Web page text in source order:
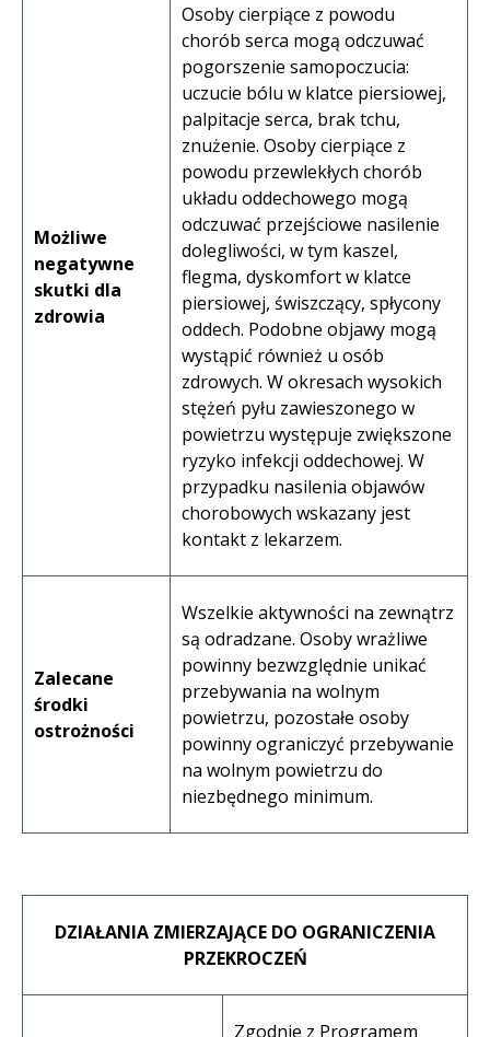
Możliwe
negatywne
skutki dla
zdrowia
Osoby cierpiące z powodu
chorób serca mogą odczuwać
pogorszenie samopoczucia:
uczucie bólu w klatce piersiowej,
palpitacje serca, brak tchu,
znużenie. Osoby cierpiące z
powodu przewlekłych chorób
układu oddechowego mogą
odczuwać przejściowe nasilenie
dolegliwości, w tym kaszel,
flegma, dyskomfort w klatce
piersiowej, świszczący, spłycony
oddech. Podobne objawy mogą
wystąpić również u osób
zdrowych. W okresach wysokich
stężeń pyłu zawieszonego w
powietrzu występuje zwiększone
ryzyko infekcji oddechowej. W
przypadku nasilenia objawów
chorobowych wskazany jest
kontakt z lekarzem.
Zalecane
środki
ostrożności
Wszelkie aktywności na zewnątrz
są odradzane. Osoby wrażliwe
powinny bezwzględnie unikać
przebywania na wolnym
powietrzu, pozostałe osoby
powinny ograniczyć przebywanie
na wolnym powietrzu do
niezbędnego minimum.
DZIAŁANIA ZMIERZAJĄCE DO OGRANICZENIA
PRZEKROCZEŃ
Zgodnie z Programem